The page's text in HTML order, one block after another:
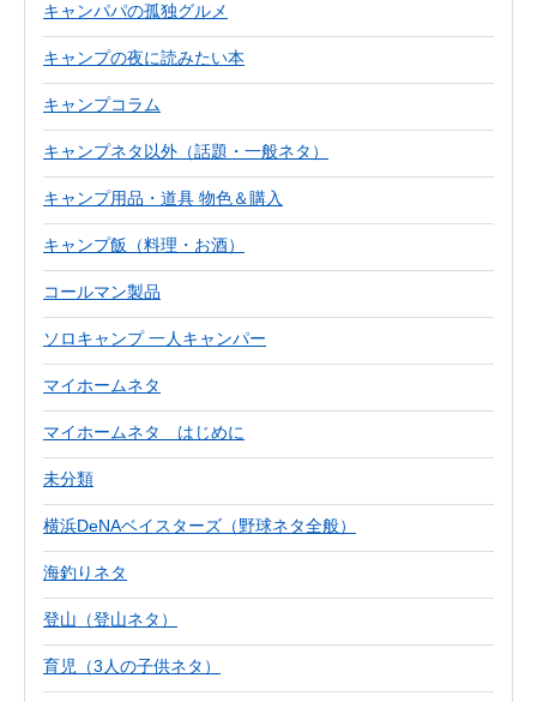
キャンパパの孤独グルメ
キャンプの夜に読みたい本
キャンプコラム
キャンプネタ以外（話題・一般ネタ）
キャンプ用品・道具 物色＆購入
キャンプ飯（料理・お酒）
コールマン製品
ソロキャンプ 一人キャンパー
マイホームネタ
マイホームネタ はじめに
未分類
横浜DeNAベイスターズ（野球ネタ全般）
海釣りネタ
登山（登山ネタ）
育児（3人の子供ネタ）